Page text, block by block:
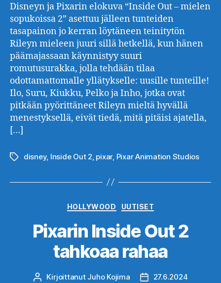
Disneyn ja Pixarin elokuva “Inside Out – mielen
sopukoissa 2” asettuu jälleen tunteiden
tasapainon jo kerran löytäneen teinitytön
Rileyn mieleen juuri sillä hetkellä, kun hänen
päämajassaan käynnistyy suuri
romutusurakka, jolla tehdään tilaa
odottamattomalle yllätykselle: uusille tunteille!
Ilo, Suru, Kiukku, Pelko ja Inho, jotka ovat
pitkään pyörittäneet Rileyn mieltä hyvällä
menestyksellä, eivät tiedä, mitä pitäisi ajatella,
[…]
Avainsanat
disney, Inside Out 2, pixar, Pixar Animation Studios
Kategoriat
HOLLYWOOD UUTISET
Pixarin Inside Out 2
tahkoaa rahaa
Kirjoittaja
Kirjoittanut Juho Kojima Julkaisupäivämäärä
27.6.2024